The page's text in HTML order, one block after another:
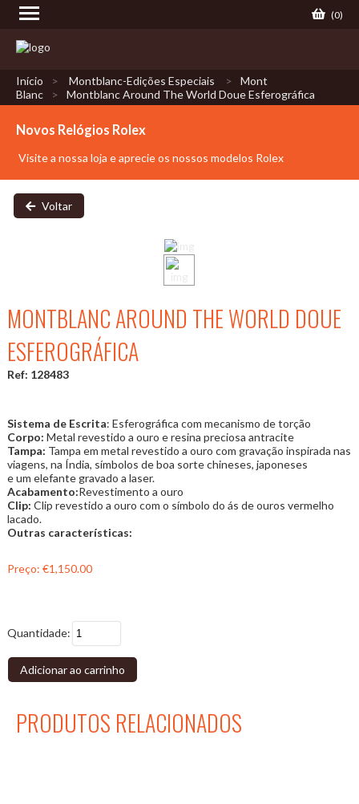
(0)
Início Montblanc-Edições Especiais
Mont
Blanc
Montblanc Around The World Doue Esferográfica
Novos Relógios Rolex
Visite a nossa loja e aprecie os nossos modelos Rolex
Voltar
MONTBLANC AROUND THE WORLD DOUE
ESFEROGRÁFICA
Ref: 128483
Sistema de Escrita: Esferográfica com mecanismo de torção
Corpo: Metal revestido a ouro e resina preciosa antracite
Tampa: Tampa em metal revestido a ouro com gravação inspirada nas
viagens, na Índia, símbolos de boa sorte chineses, japoneses
e um elefante gravado a laser.
Acabamento:Revestimento a ouro
Clip: Clip revestido a ouro com o símbolo do ás de ouros vermelho
lacado.
Outras características:
Preço: €1,150.00
Quantidade:
Adicionar ao carrinho
PRODUTOS RELACIONADOS